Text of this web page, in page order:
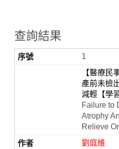
查詢結果
1
【醫療民
產前未檢
減輕【學
Failure to
Atrophy
Relieve
劉庭維